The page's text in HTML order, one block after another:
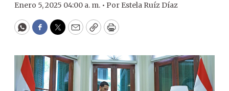
Enero 5, 2025 04:00 a. m. • Por Estela Ruíz Díaz
WhatsApp
Facebook
Twitter
EmailCopyPrint